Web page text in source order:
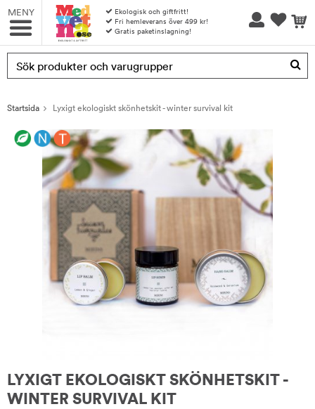
MENY
Ekologisk och giftfritt!
Fri hemleverans över 499 kr!
Gratis paketinslagning!
Produkten har blivit tillagd i varukorgen
Startsida Lyxigt ekologiskt skönhetskit - winter survival kit
LYXIGT EKOLOGISKT SKÖNHETSKIT -
WINTER SURVIVAL KIT